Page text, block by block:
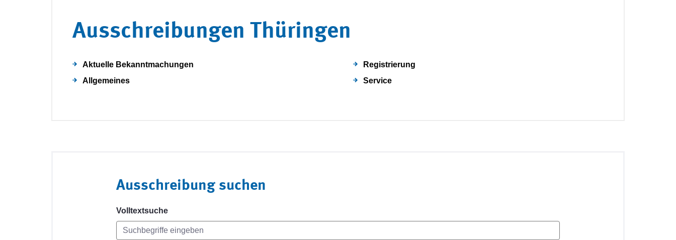
Ausschreibungen Thüringen
Aktuelle Bekanntmachungen
Allgemeines
Registrierung
Service
Ausschreibung suchen
Volltextsuche